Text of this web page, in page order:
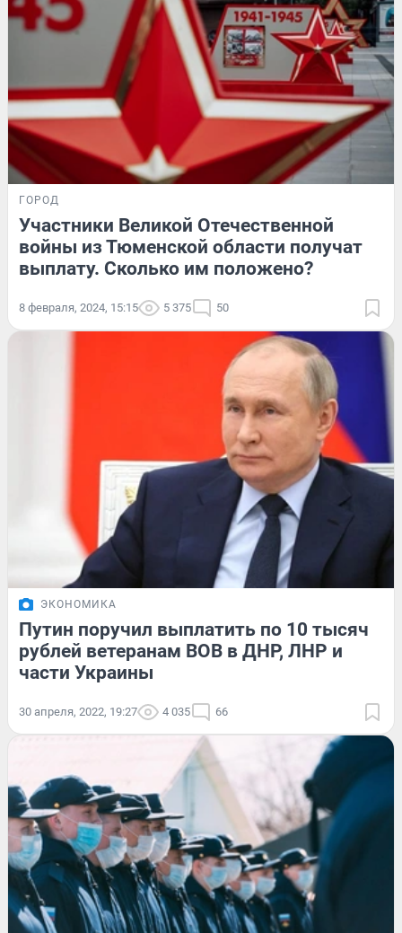
ГОРОД
Участники Великой Отечественной
войны из Тюменской области получат
выплату. Сколько им положено?
8 февраля, 2024, 15:15 5 375 50
ЭКОНОМИКА
Путин поручил выплатить по 10 тысяч
рублей ветеранам ВОВ в ДНР, ЛНР и
части Украины
30 апреля, 2022, 19:27 4 035 66